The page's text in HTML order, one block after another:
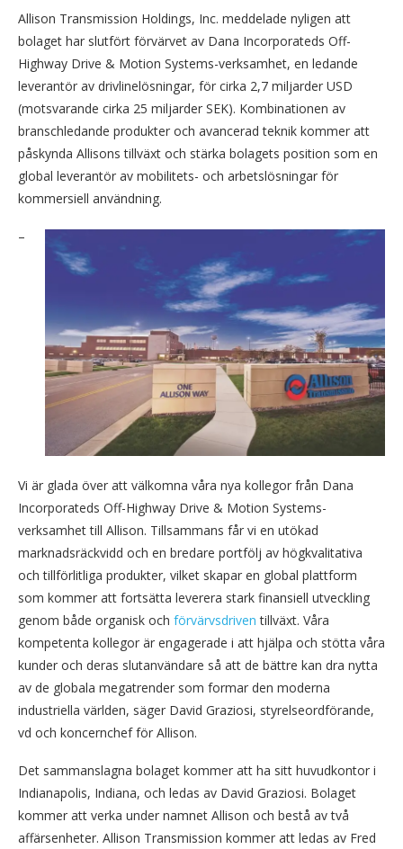
Allison Transmission Holdings, Inc. meddelade nyligen att
bolaget har slutfört förvärvet av Dana Incorporateds Off-
Highway Drive & Motion Systems-verksamhet, en ledande
leverantör av drivlinelösningar, för cirka 2,7 miljarder USD
(motsvarande cirka 25 miljarder SEK). Kombinationen av
branschledande produkter och avancerad teknik kommer att
påskynda Allisons tillväxt och stärka bolagets position som en
global leverantör av mobilitets- och arbetslösningar för
kommersiell användning.
–
Vi är glada över att välkomna våra nya kollegor från Dana
Incorporateds Off-Highway Drive & Motion Systems-
verksamhet till Allison. Tillsammans får vi en utökad
marknadsräckvidd och en bredare portfölj av högkvalitativa
och tillförlitliga produkter, vilket skapar en global plattform
som kommer att fortsätta leverera stark finansiell utveckling
genom både organisk och förvärvsdriven tillväxt. Våra
kompetenta kollegor är engagerade i att hjälpa och stötta våra
kunder och deras slutanvändare så att de bättre kan dra nytta
av de globala megatrender som formar den moderna
industriella världen, säger David Graziosi, styrelseordförande,
vd och koncernchef för Allison.
Det sammanslagna bolaget kommer att ha sitt huvudkontor i
Indianapolis, Indiana, och ledas av David Graziosi. Bolaget
kommer att verka under namnet Allison och bestå av två
affärsenheter. Allison Transmission kommer att ledas av Fred